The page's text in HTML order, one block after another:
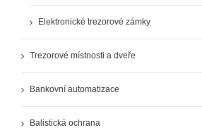
Elektronické trezorové zámky
Trezorové místnosti a dveře
Bankovní automatizace
Balistická ochrana